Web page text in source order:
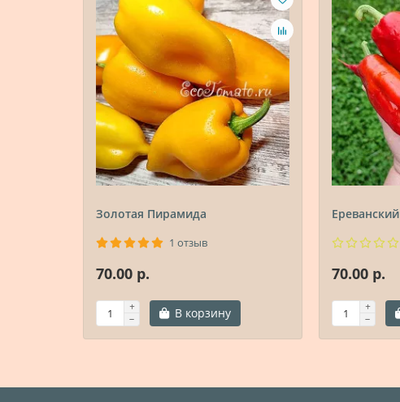
Золотая Пирамида
1 отзыв
70.00 р.
В корзину
Ереванский
70.00 р.